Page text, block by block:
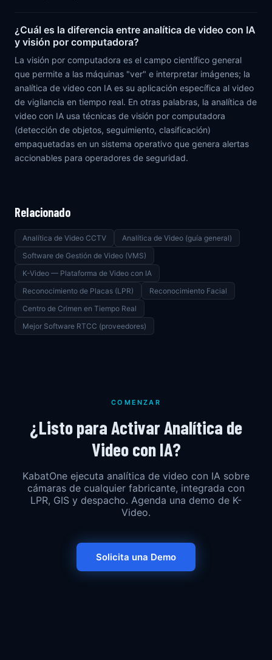
¿Cuál es la diferencia entre analítica de video con IA
y visión por computadora?
La visión por computadora es el campo científico general
que permite a las máquinas "ver" e interpretar imágenes; la
analítica de video con IA es su aplicación específica al video
de vigilancia en tiempo real. En otras palabras, la analítica de
video con IA usa técnicas de visión por computadora
(detección de objetos, seguimiento, clasificación)
empaquetadas en un sistema operativo que genera alertas
accionables para operadores de seguridad.
Relacionado
Analítica de Video CCTV
Analítica de Video (guía general)
Software de Gestión de Video (VMS)
K-Video — Plataforma de Video con IA
Reconocimiento de Placas (LPR)
Reconocimiento Facial
Centro de Crimen en Tiempo Real
Mejor Software RTCC (proveedores)
COMENZAR
¿Listo para Activar Analítica de
Video con IA?
KabatOne ejecuta analítica de video con IA sobre
cámaras de cualquier fabricante, integrada con
LPR, GIS y despacho. Agenda una demo de K-
Video.
Solicita una Demo